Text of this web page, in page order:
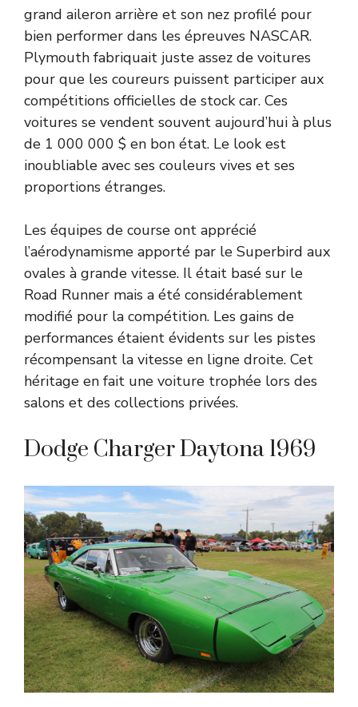
grand aileron arrière et son nez profilé pour
bien performer dans les épreuves NASCAR.
Plymouth fabriquait juste assez de voitures
pour que les coureurs puissent participer aux
compétitions officielles de stock car. Ces
voitures se vendent souvent aujourd’hui à plus
de 1 000 000 $ en bon état. Le look est
inoubliable avec ses couleurs vives et ses
proportions étranges.
Les équipes de course ont apprécié
l’aérodynamisme apporté par le Superbird aux
ovales à grande vitesse. Il était basé sur le
Road Runner mais a été considérablement
modifié pour la compétition. Les gains de
performances étaient évidents sur les pistes
récompensant la vitesse en ligne droite. Cet
héritage en fait une voiture trophée lors des
salons et des collections privées.
Dodge Charger Daytona 1969